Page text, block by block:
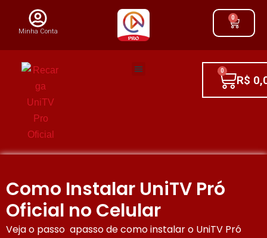
Minha Conta
0
R$
0
Como Instalar UniTV Pró
Oficial no Celular
Veja o passo apasso de como instalar o UniTV Pró